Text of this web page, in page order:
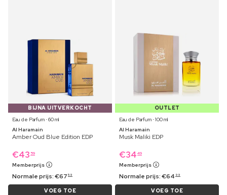
BIJNA UITVERKOCHT
Eau de Parfum ⋅ 60 ml
Al Haramain
Amber Oud Blue Edition EDP
€43 59
Memberprijs
Normale prijs:€67 59
VOEG TOE
OUTLET
Eau de Parfum ⋅ 100 ml
Al Haramain
Musk Maliki EDP
€34 49
Memberprijs
Normale prijs:€64 99
VOEG TOE